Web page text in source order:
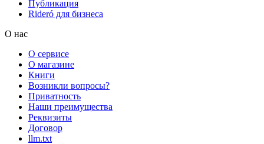
Публикация
Rideró для бизнеса
О нас
О сервисе
О магазине
Книги
Возникли вопросы?
Приватность
Наши преимущества
Реквизиты
Договор
llm.txt